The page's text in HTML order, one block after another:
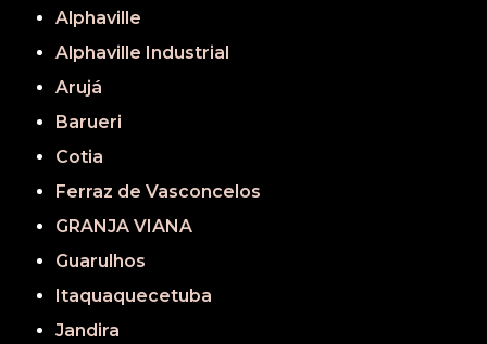
Alphaville
Alphaville Industrial
Arujá
Barueri
Cotia
Ferraz de Vasconcelos
GRANJA VIANA
Guarulhos
Itaquaquecetuba
Jandira